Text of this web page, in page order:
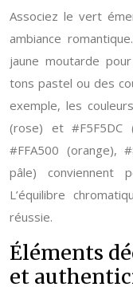
Associez le vert
ambiance
jaune moutarde
tons pastel ou des
exemple, les
(rose) et #F5F5DC
#FFA500 (orange),
pâle) conviennent
L’équilibre
réussie.
Éléments
et